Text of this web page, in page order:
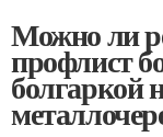
Можно ли
профлист
болгаркой